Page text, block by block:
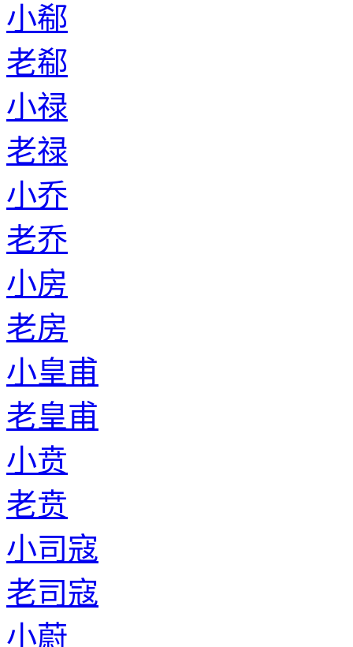
小郗
老郗
小禄
老禄
小乔
老乔
小房
老房
小皇甫
老皇甫
小贲
老贲
小司寇
老司寇
小蔚